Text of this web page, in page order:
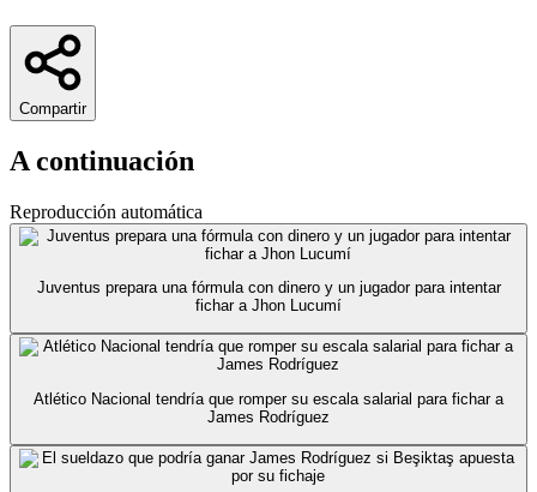
Compartir
A continuación
Reproducción automática
Juventus prepara una fórmula con dinero y un jugador para intentar
fichar a Jhon Lucumí
Atlético Nacional tendría que romper su escala salarial para fichar a
James Rodríguez